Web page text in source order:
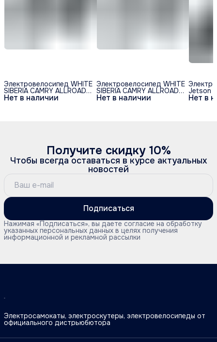
Нет в наличии
Электровелосипед WHITE
SIBERIA CAMRY ALLROAD
500W 36V11A Elka Green Нет в наличии
Электровелосипед WHITE
SIBERIA CAMRY ALLROAD
500W 36V/11A Snegir Нет в
Jetson
(48v/
Получите скидку 10%
Чтобы всегда оставаться в курсе актуальных
новостей
Подписаться
Нажимая «Подписаться», вы даете согласие на обработку
указанных персональных данных в целях получения
информационной и рекламной рассылки
Электросамокаты, электроскутеры, электровелосипеды от
официального дистрьюбютора